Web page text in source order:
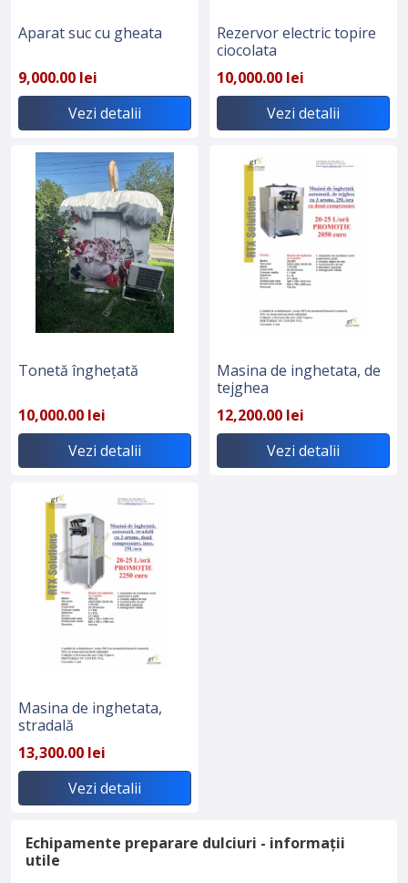
Aparat suc cu gheata
9,000.00 lei
Vezi detalii
Rezervor electric topire
ciocolata
10,000.00 lei
Vezi detalii
Tonetă înghețată
10,000.00 lei
Vezi detalii
Masina de inghetata, de
tejghea
12,200.00 lei
Vezi detalii
Masina de inghetata,
stradală
13,300.00 lei
Vezi detalii
Echipamente preparare dulciuri - informații
utile